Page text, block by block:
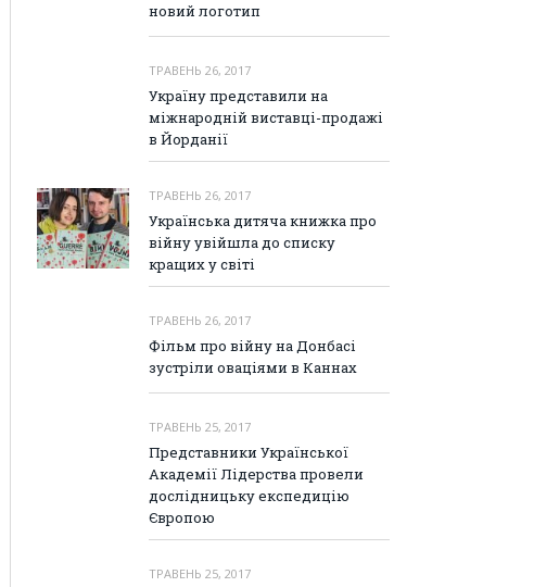
новий логотип
ТРАВЕНЬ 26, 2017
Україну представили на
міжнародній виставці-продажі
в Йорданії
ТРАВЕНЬ 26, 2017
Українська дитяча книжка про
війну увійшла до списку
кращих у світі
ТРАВЕНЬ 26, 2017
Фільм про війну на Донбасі
зустріли оваціями в Каннах
ТРАВЕНЬ 25, 2017
Представники Української
Академії Лідерства провели
дослідницьку експедицію
Європою
ТРАВЕНЬ 25, 2017